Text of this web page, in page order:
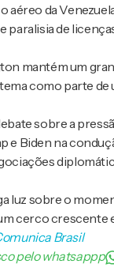
aéreo da
paralisia de
mantém um
como parte
sobre a
e Biden na
luz sobre o
cerco crescente
Brasil
pelo whatsappp